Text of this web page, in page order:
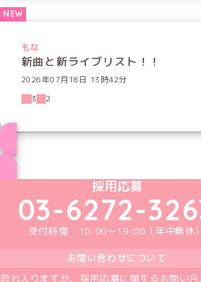
もな
新曲と新ライブリスト！！
2026年07月18日 13時42分
3
2
めいどりーみん
めいどりーみ
めいどめ
採用応募
03-6272-
受付時間：10:00～19:00（年中無休）
お問い合わせについて
恐れ入りますが、採用応募に関するお問い合